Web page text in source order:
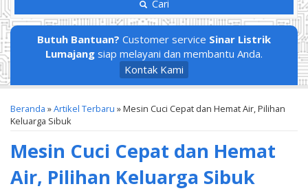
Cari
Butuh Bantuan? Customer service Sinar Listrik
Lumajang siap melayani dan membantu Anda.
Kontak Kami
Beranda »Artikel Terbaru » Mesin Cuci Cepat dan Hemat Air, Pilihan
Keluarga Sibuk
Mesin Cuci Cepat dan Hemat
Air, Pilihan Keluarga Sibuk